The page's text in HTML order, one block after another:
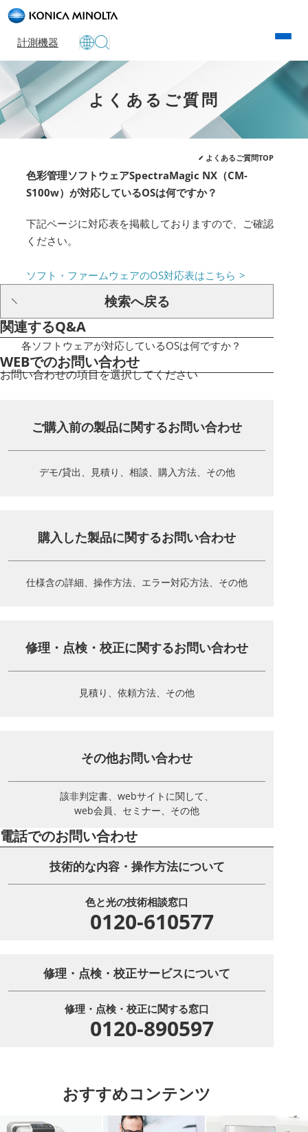
計測機器
よくあるご質問
よくあるご質問TOP
色彩管理ソフトウェアSpectraMagic NX（CM-
S100w）が対応しているOSは何ですか？
下記ページに対応表を掲載しておりますので、ご確認
ください。
ソフト・ファームウェアのOS対応表はこちら
検索へ戻る
関連するQ&A
各ソフトウェアが対応しているOSは何ですか？
WEBでのお問い合わせ
お問い合わせの項目を選択してください
ご購入前の製品に関するお問い合わせ
デモ/貸出、見積り、相談、 購入方法、その他
購入した製品に関するお問い合わせ
仕様含の詳細、操作方法、 エラー対応方法、その他
修理・点検・校正に関するお問い合わせ
見積り、依頼方法、その他
その他お問い合わせ
該非判定書、webサイトに関して、
web会員、セミナー、その他
電話でのお問い合わせ
技術的な内容・操作方法について
色と光の技術相談窓口
0120-610577
修理・点検・校正サービスについて
修理・点検・校正に関する窓口
0120-890597
おすすめコンテンツ